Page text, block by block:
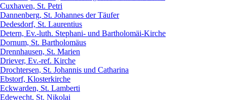
Cuxhaven, St. Petri
Dannenberg, St. Johannes der Täufer
Dedesdorf, St. Laurentius
Detern, Ev.-luth. Stephani- und Bartholomäi-Kirche
Dornum, St. Bartholomäus
Drennhausen, St. Marien
Driever, Ev.-ref. Kirche
Drochtersen, St. Johannis und Catharina
Ebstorf, Klosterkirche
Eckwarden, St. Lamberti
Edewecht, St. Nikolai